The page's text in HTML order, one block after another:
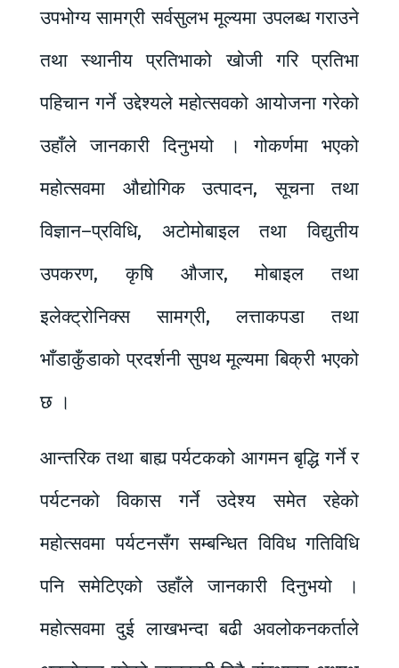
उपभोग्य सामग्री सर्वसुलभ मूल्यमा उपलब्ध गराउने
तथा स्थानीय प्रतिभाको खोजी गरि प्रतिभा
पहिचान गर्ने उद्देश्यले महोत्सवको आयोजना गरेको
उहाँले जानकारी दिनुभयो । गोकर्णमा भएको
महोत्सवमा औद्योगिक उत्पादन, सूचना तथा
विज्ञान–प्रविधि, अटोमोबाइल तथा विद्युतीय
उपकरण, कृषि औजार, मोबाइल तथा
इलेक्ट्रोनिक्स सामग्री, लत्ताकपडा तथा
भाँडाकुँडाको प्रदर्शनी सुपथ मूल्यमा बिक्री भएको
छ ।
आन्तरिक तथा बाह्य पर्यटकको आगमन बृद्धि गर्ने र
पर्यटनको विकास गर्ने उदेश्य समेत रहेको
महोत्सवमा पर्यटनसँग सम्बन्धित विविध गतिविधि
पनि समेटिएको उहाँले जानकारी दिनुभयो ।
महोत्सवमा दुई लाखभन्दा बढी अवलोकनकर्ताले